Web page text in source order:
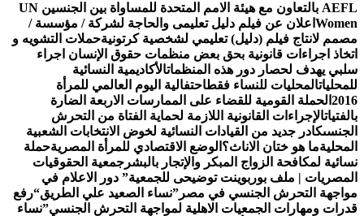
AEFL بالتعاون مع هيئة الامم المتحدة للمساواة بين الجنسين UN
اعلان عن فيلم دليل تعليمى والحاجة لشركة / مؤسسة /
لانتاج فيلم (دليل) تعليمي لشخصية كرتونيةحملات التشويه و
اجراءات قانونية بحق بعض منظمات حقوق الإنسان اجراء
يهدف لحصار دور هذه المنظماتالأكاديمية النسائية
المحليات للنساء فقطاحتفالية اليوم العالمي للمرأة
الحملة القومية للقضاء على الممارسات الاربعة الضارة
الإجراءات القانونية اللازمة لحماية الفتاة من التحرش
كادر جديد من القيادات النسائية لخوض الانتخابات الشعبية
ما هو ختان الاناث؟الوضع الاقتصادي للمرأة المصرية حملة
لمكافحة الزواج المبكر والإتجار بالبشرجمعية الحقوقيات
| ملف بوربوينت توضيحى للجمعية” دور الاعلام في
التحرش الجنسي في مصر”نساء الصعيد علي الطريق “رفع
ومهارات الجمعيات الاهلية لمواجهة التحرش الجنسي”نساء